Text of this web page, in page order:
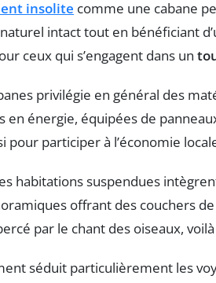
insolite comme une cabane
intact tout en bénéficiant
ceux qui s’engagent dans un
privilégie en général des
en énergie, équipées de
pour participer à l’économie
habitations suspendues
offrant des couchers
par le chant des oiseaux,
séduit particulièrement les